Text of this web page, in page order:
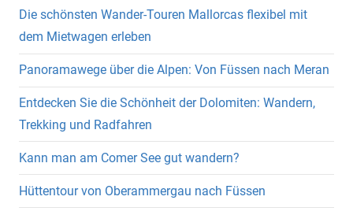
Die schönsten Wander-Touren Mallorcas flexibel mit
dem Mietwagen erleben
Panoramawege über die Alpen: Von Füssen nach Meran
Entdecken Sie die Schönheit der Dolomiten: Wandern,
Trekking und Radfahren
Kann man am Comer See gut wandern?
Hüttentour von Oberammergau nach Füssen